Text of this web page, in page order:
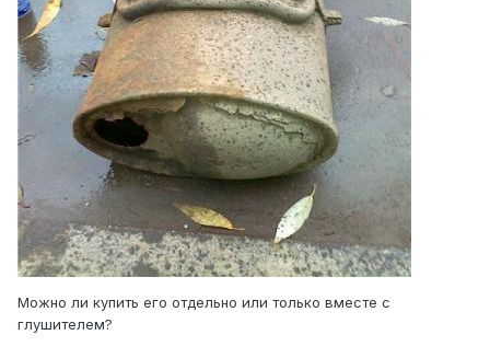
Можно ли купить его отдельно или только вместе с
глушителем?